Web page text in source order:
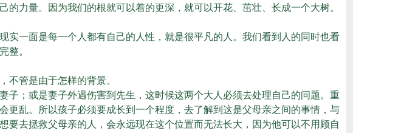
的力量。因为我们的根就可以着的更深，就可以开花、茁壮、长成一个大树。
一面是每一个人都有自己的人性，就是很平凡的人。我们看到人的同时也看
整。
管是由于怎样的背景。
；或是妻子外遇伤害到先生，这时候这两个大人必须去处理自己的问题。重
更乱。所以孩子必须要成长到一个程度，去了解到这是父母亲之间的事情，与
要去拯救父母亲的人，会永远现在这个位置而无法长大，因为他可以不用顾自